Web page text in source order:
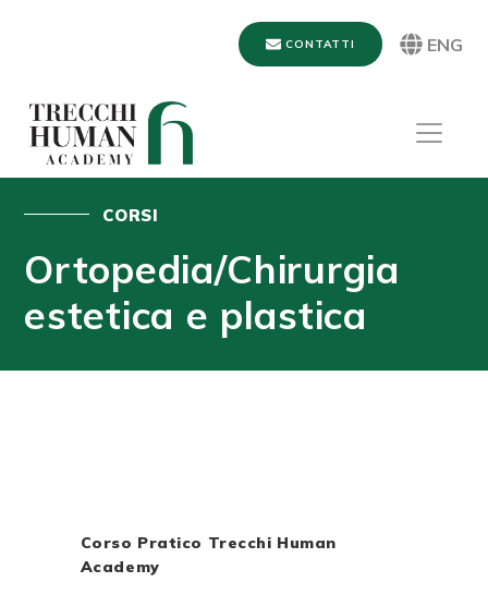
CONTATTI ENG
CORSI
Ortopedia/​Chirurgia
estetica e plastica
Corso Pratico Trecchi Human
Academy